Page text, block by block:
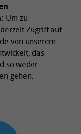
Um zu
Zugriff auf
von unserem
das
so weder
gehen.